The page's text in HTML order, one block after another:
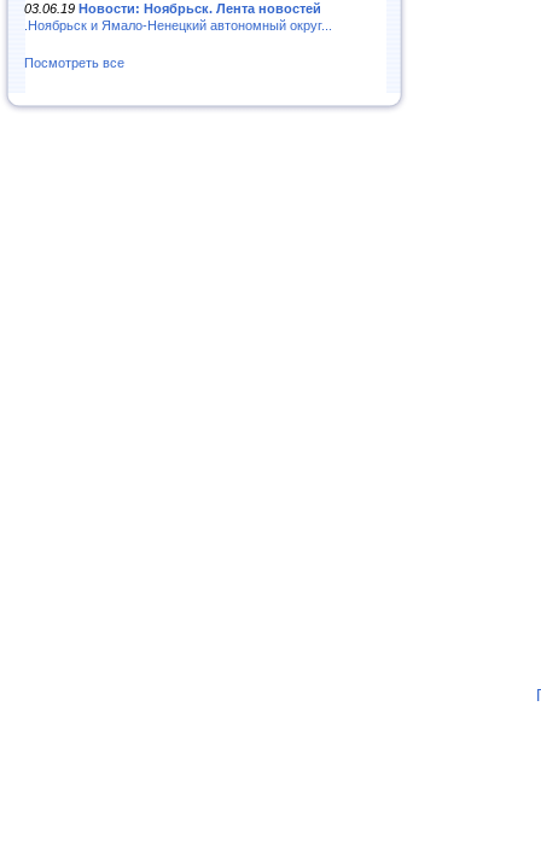
03.06.19 Новости: Ноябрьск. Лента новостей
.Ноябрьск и Ямало-Ненецкий автономный округ...
Посмотреть все